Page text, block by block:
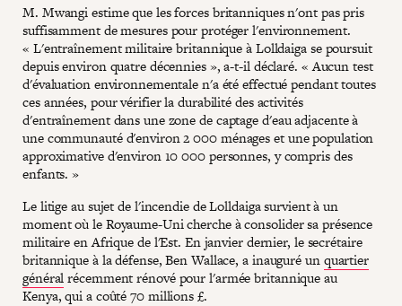
M. Mwangi estime que les forces britanniques n'ont pas pris
suffisamment de mesures pour protéger l'environnement.
« L'entraînement militaire britannique à Lolldaiga se poursuit
depuis environ quatre décennies », a-t-il déclaré. « Aucun test
d'évaluation environnementale n'a été effectué pendant toutes
ces années, pour vérifier la durabilité des activités
d'entraînement dans une zone de captage d'eau adjacente à
une communauté d'environ 2 000 ménages et une population
approximative d'environ 10 000 personnes, y compris des
enfants. »
Le litige au sujet de l'incendie de Lolldaiga survient à un
moment où le Royaume-Uni cherche à consolider sa présence
militaire en Afrique de l'Est. En janvier dernier, le secrétaire
britannique à la défense, Ben Wallace, a inauguré unquartier
généralrécemment rénové pour l'armée britannique au
Kenya, qui a coûté 70 millions £.